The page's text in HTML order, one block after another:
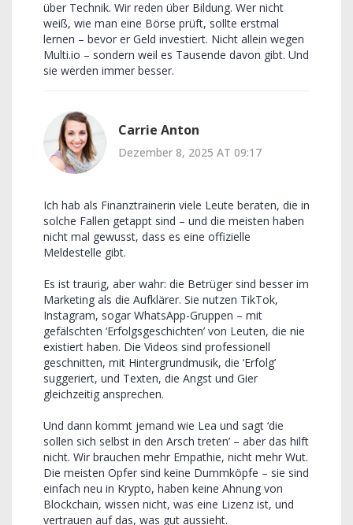
über Technik. Wir reden über Bildung. Wer nicht
weiß, wie man eine Börse prüft, sollte erstmal
lernen – bevor er Geld investiert. Nicht allein wegen
Multi.io – sondern weil es Tausende davon gibt. Und
sie werden immer besser.
Carrie Anton
Dezember 8, 2025 AT 09:17
Ich hab als Finanztrainerin viele Leute beraten, die in
solche Fallen getappt sind – und die meisten haben
nicht mal gewusst, dass es eine offizielle
Meldestelle gibt.
Es ist traurig, aber wahr: die Betrüger sind besser im
Marketing als die Aufklärer. Sie nutzen TikTok,
Instagram, sogar WhatsApp-Gruppen – mit
gefälschten ‘Erfolgsgeschichten’ von Leuten, die nie
existiert haben. Die Videos sind professionell
geschnitten, mit Hintergrundmusik, die ‘Erfolg’
suggeriert, und Texten, die Angst und Gier
gleichzeitig ansprechen.
Und dann kommt jemand wie Lea und sagt ‘die
sollen sich selbst in den Arsch treten’ – aber das hilft
nicht. Wir brauchen mehr Empathie, nicht mehr Wut.
Die meisten Opfer sind keine Dummköpfe – sie sind
einfach neu in Krypto, haben keine Ahnung von
Blockchain, wissen nicht, was eine Lizenz ist, und
vertrauen auf das, was gut aussieht.